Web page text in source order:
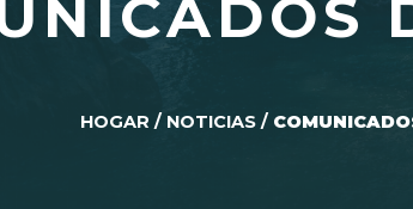
HOGAR / NOTICIAS /